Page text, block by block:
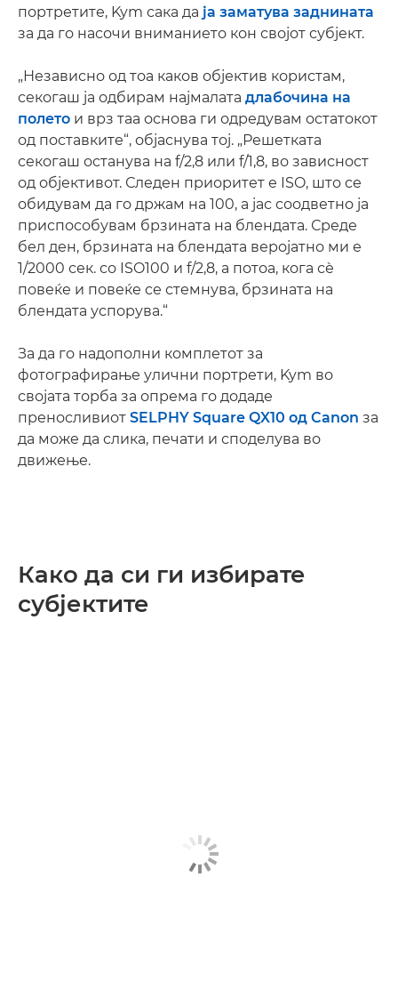
портретите, Kym сака да ја заматува заднината
за да го насочи вниманието кон својот субјект.
„Независно од тоа каков објектив користам,
секогаш ја одбирам најмалата длабочина на
полето и врз таа основа ги одредувам остатокот
од поставките“, објаснува тој. „Решетката
секогаш останува на f/2,8 или f/1,8, во зависност
од објективот. Следен приоритет е ISO, што се
обидувам да го држам на 100, а јас соодветно ја
приспособувам брзината на блендата. Среде
бел ден, брзината на блендата веројатно ми е
1/2000 сек. со ISO100 и f/2,8, а потоа, кога сѐ
повеќе и повеќе се стемнува, брзината на
блендата успорува.“
За да го надополни комплетот за
фотографирање улични портрети, Kym во
својата торба за опрема го додаде
преносливиот SELPHY Square QX10 од Canon за
да може да слика, печати и споделува во
движење.
Како да си ги избирате
субјектите